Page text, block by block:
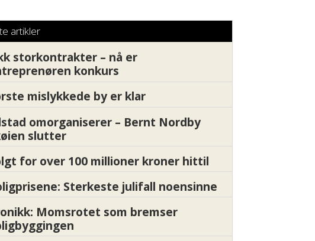
artikler
storkontrakter – nå er
konkurs
mislykkede by er klar
omorganiserer – Bernt Nordby
slutter
for over 100 millioner kroner hittil
Sterkeste julifall noensinne
Momsrotet som bremser